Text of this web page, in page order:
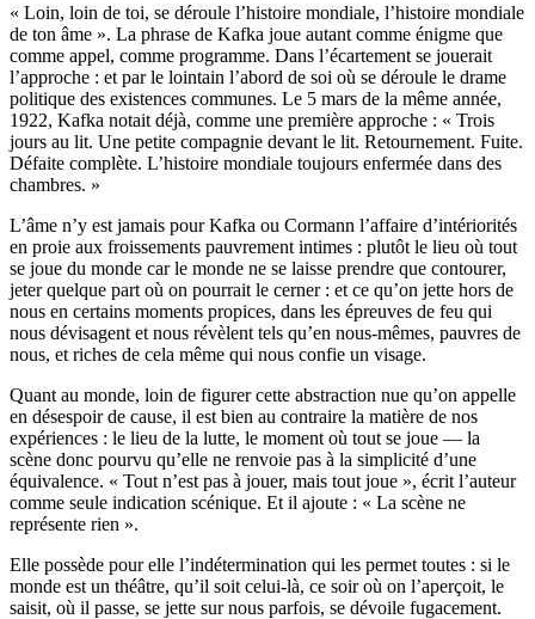
« Loin, loin de toi, se déroule l’histoire mondiale, l’histoire mondiale
de ton âme ». La phrase de Kafka joue autant comme énigme que
comme appel, comme programme. Dans l’écartement se jouerait
l’approche : et par le lointain l’abord de soi où se déroule le drame
politique des existences communes. Le 5 mars de la même année,
1922, Kafka notait déjà, comme une première approche : « Trois
jours au lit. Une petite compagnie devant le lit. Retournement. Fuite.
Défaite complète. L’histoire mondiale toujours enfermée dans des
chambres. »
L’âme n’y est jamais pour Kafka ou Cormann l’affaire d’intériorités
en proie aux froissements pauvrement intimes : plutôt le lieu où tout
se joue du monde car le monde ne se laisse prendre que contourer,
jeter quelque part où on pourrait le cerner : et ce qu’on jette hors de
nous en certains moments propices, dans les épreuves de feu qui
nous dévisagent et nous révèlent tels qu’en nous-mêmes, pauvres de
nous, et riches de cela même qui nous confie un visage.
Quant au monde, loin de figurer cette abstraction nue qu’on appelle
en désespoir de cause, il est bien au contraire la matière de nos
expériences : le lieu de la lutte, le moment où tout se joue — la
scène donc pourvu qu’elle ne renvoie pas à la simplicité d’une
équivalence. « Tout n’est pas à jouer, mais tout joue », écrit l’auteur
comme seule indication scénique. Et il ajoute : « La scène ne
représente rien ».
Elle possède pour elle l’indétermination qui les permet toutes : si le
monde est un théâtre, qu’il soit celui-là, ce soir où on l’aperçoit, le
saisit, où il passe, se jette sur nous parfois, se dévoile fugacement.